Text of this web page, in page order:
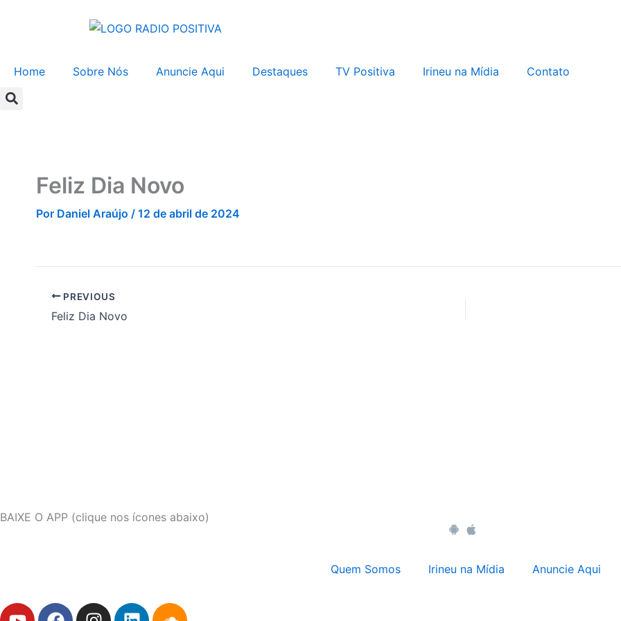
Home Sobre Nós Anuncie Aqui Destaques TV Positiva Irineu na Mídia Contato
Feliz Dia Novo
Por Daniel Araújo / 12 de abril de 2024
PREVIOUS
Feliz Dia Novo
BAIXE O APP (clique nos ícones abaixo)
Quem Somos Irineu na Mídia Anuncie Aqui
Y
F
I
L
S